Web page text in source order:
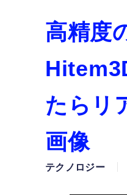
高精度
たらリ
画像
テクノロジー